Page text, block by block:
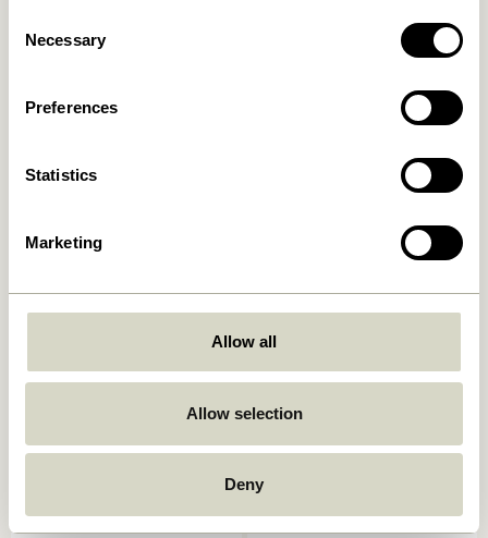
Selection
Necessary
Preferences
Statistics
Marketing
Allow all
Allow selection
Deny
Hock Table à manger Noir
Oblique Table à manger
6.599,00
Ground Table à manger
Carré Naturel
7.249,00kr.